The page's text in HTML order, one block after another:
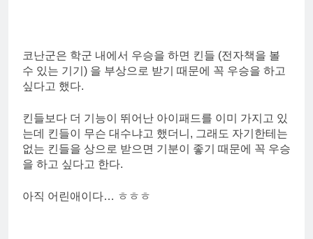
코난군은 학군 내에서 우승을 하면 킨들 (전자책을 볼
수 있는 기기) 을 부상으로 받기 때문에 꼭 우승을 하고
싶다고 했다.
킨들보다 더 기능이 뛰어난 아이패드를 이미 가지고 있
는데 킨들이 무슨 대수냐고 했더니, 그래도 자기한테는
없는 킨들을 상으로 받으면 기분이 좋기 때문에 꼭 우승
을 하고 싶다고 한다.
아직 어린애이다… ㅎㅎㅎ